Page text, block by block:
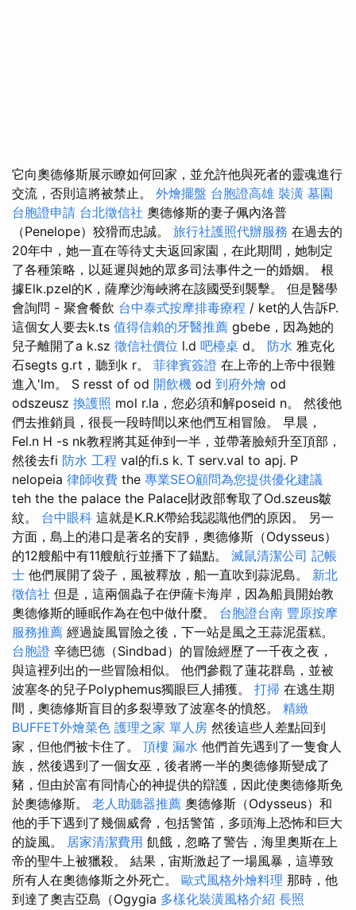
它向奧德修斯展示瞭如何回家，並允許他與死者的靈魂進行
交流，否則這將被禁止。 外燴擺盤 台胞證高雄 裝潢 墓園
台胞證申請 台北徵信社 奧德修斯的妻子佩內洛普
（Penelope）狡猾而忠誠。 旅行社護照代辦服務 在過去的
20年中，她一直在等待丈夫返回家園，在此期間，她制定
了各種策略，以延遲與她的眾多司法事件之一的婚姻。 根
據Elk.pzel的K，薩摩沙海峽將在該國受到襲擊。 但是醫學
會詢問 - 聚會餐飲 台中泰式按摩排毒療程 / ket的人告訴P.
這個女人要去k.ts 值得信賴的牙醫推薦 gbebe，因為她的
兒子離開了a k.sz 徵信社價位 l.d 吧檯桌 d。 防水 雅克化
石segts g.rt，聽到k r。 菲律賓簽證 在上帝的上帝中很難
進入'lm。 S resst of od 開飲機 od 到府外燴 od
odszeusz 換護照 mol r.la，您必須和解poseid n。 然後他
們去推銷員，很長一段時間以來他們互相冒險。 早晨，
Fel.n H -s nk教程將其延伸到一半，並帶著臉頰升至頂部，
然後去fi 防水 工程 val的fi.s k. T serv.val to apj. P
nelopeia 律師收費 the 專業SEO顧問為您提供優化建議
teh the the palace the Palace財政部奪取了Od.szeus皺
紋。 台中眼科 這就是K.R.K帶給我認識他們的原因。 另一
方面，島上的港口是著名的安靜，奧德修斯（Odysseus）
的12艘船中有11艘航行並播下了錨點。 滅鼠清潔公司 記帳
士 他們展開了袋子，風被釋放，船一直吹到蒜泥島。 新北
徵信社 但是，這兩個蟲子在伊薩卡海岸，因為船員開始教
奧德修斯的睡眠作為在包中做什麼。 台胞證台南 豐原按摩
服務推薦 經過旋風冒險之後，下一站是風之王蒜泥蛋糕。
台胞證 辛德巴德（Sindbad）的冒險經歷了一千夜之夜，
與這裡列出的一些冒險相似。 他們參觀了蓮花群島，並被
波塞冬的兒子Polyphemus獨眼巨人捕獲。 打掃 在逃生期
間，奧德修斯盲目的多裂導致了波塞冬的憤怒。 精緻
BUFFET外燴菜色 護理之家 單人房 然後這些人差點回到
家，但他們被卡住了。 頂樓 漏水 他們首先遇到了一隻食人
族，然後遇到了一個女巫，後者將一半的奧德修斯變成了
豬，但由於富有同情心的神提供的辯護，因此使奧德修斯免
於奧德修斯。 老人助聽器推薦 奧德修斯（Odysseus）和
他的手下遇到了幾個威脅，包括警笛，多頭海上恐怖和巨大
的旋風。 居家清潔費用 飢餓，忽略了警告，海里奧斯在上
帝的聖牛上被獵殺。 結果，宙斯激起了一場風暴，這導致
所有人在奧德修斯之外死亡。 歐式風格外燴料理 那時，他
到達了奧吉亞島（Ogygia 多樣化裝潢風格介紹 長照